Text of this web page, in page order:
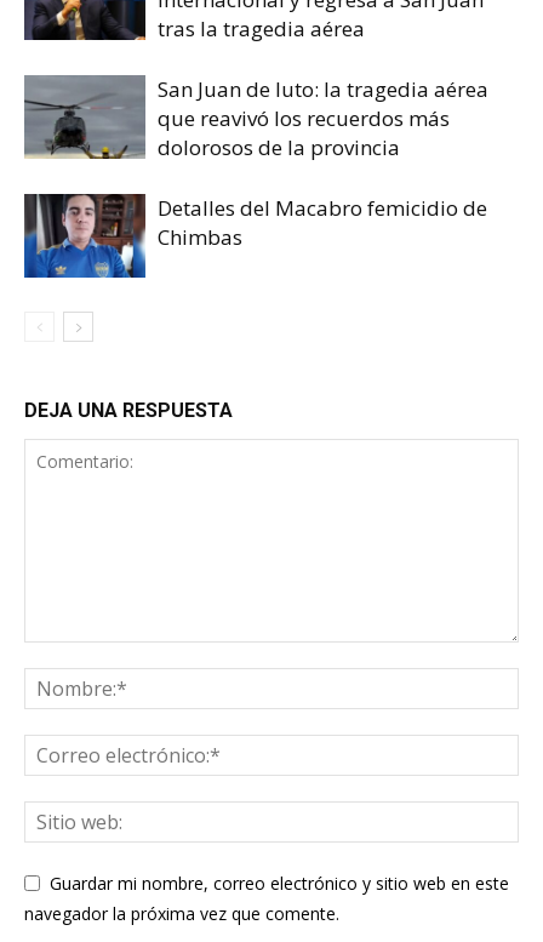
tras la tragedia aérea
San Juan de luto: la tragedia aérea
que reavivó los recuerdos más
dolorosos de la provincia
Detalles del Macabro femicidio de
Chimbas
DEJA UNA RESPUESTA
Guardar mi nombre, correo electrónico y sitio web en este
navegador la próxima vez que comente.